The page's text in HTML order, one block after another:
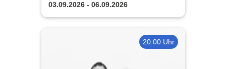
03.09.2026 - 06.09.2026
20:00 Uhr